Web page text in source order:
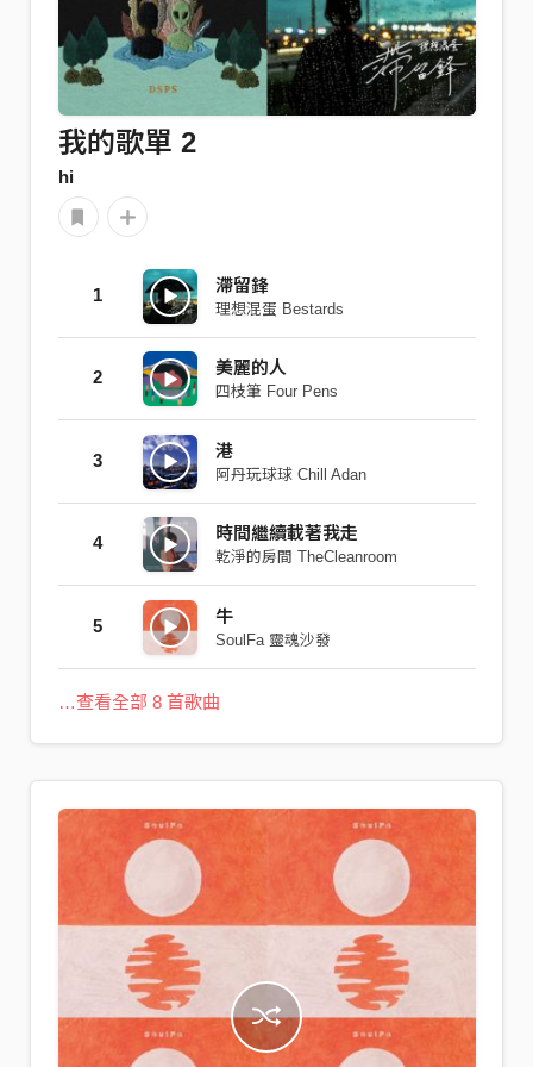
我的歌單 2
hi
1 滯留鋒
理想混蛋 Bestards
2 美麗的人
四枝筆 Four Pens
3 港
阿丹玩球球 Chill Adan
4 時間繼續載著我走
乾淨的房間 TheCleanroom
5 牛
SoulFa 靈魂沙發
…查看全部 8 首歌曲